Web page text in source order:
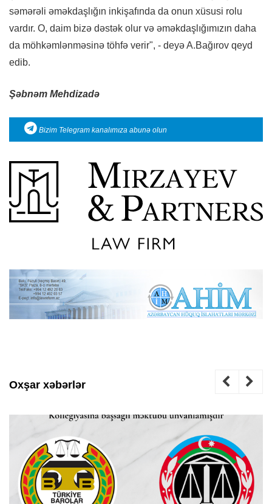
səmərəli əməkdaşlığın inkişafında da onun xüsusi rolu
vardır. O, daim bizə dəstək olur və əməkdaşlığımızın daha
da möhkəmlənməsinə töhfə verir", - deyə A.Bağırov qeyd
edib.
Şəbnəm Mehdizadə
Bizim Telegram kanalımıza abunə olun
Oxşar xəbərlər